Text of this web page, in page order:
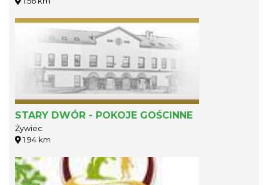
STARY DWÓR - POKOJE GOŚCINNE
Żywiec
1.94 km